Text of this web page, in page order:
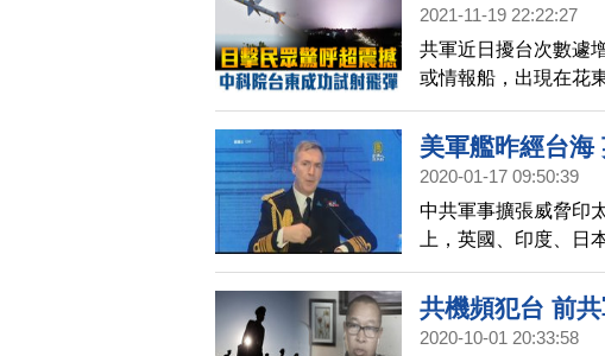
2021-11-19 22:22:27
共軍近日擾台次數遽
或情報船，出現在花
下個月三號，密集進
地，及台東成功鎮各
美軍艦昨經台海
航行
2020-01-17 09:50:39
中共軍事擴張威脅印
上，英國、印度、日
家，共同維護印度太
長也公開表示，集體
共機頻犯台 前
2020-10-01 20:33:58